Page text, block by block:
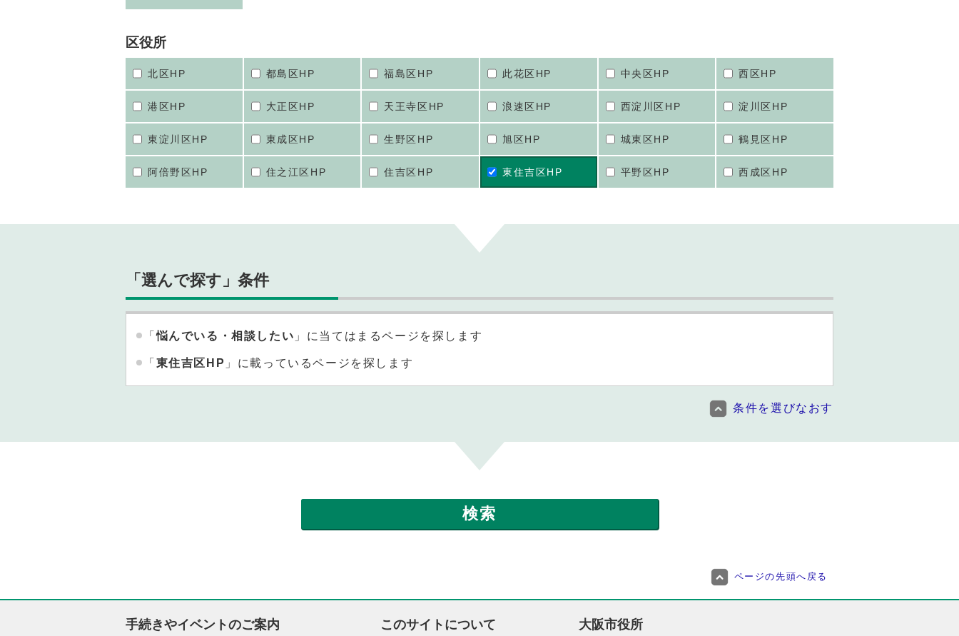
区役所
北区HP 都島区HP 福島区HP 此花区HP 中央区HP 西区HP
港区HP 大正区HP 天王寺区HP 浪速区HP 西淀川区HP 淀川区HP
東淀川区HP 東成区HP 生野区HP 旭区HP 城東区HP 鶴見区HP
阿倍野区HP 住之江区HP 住吉区HP 東住吉区HP 平野区HP 西成区HP
「選んで探す」条件
「悩んでいる・相談したい 」に当てはまるページを探します
「 東住吉区HP 」に載っているページを探します
条件を選びなおす
ページの先頭へ戻る
手続きやイベントのご案内 このサイトについて 大阪市役所